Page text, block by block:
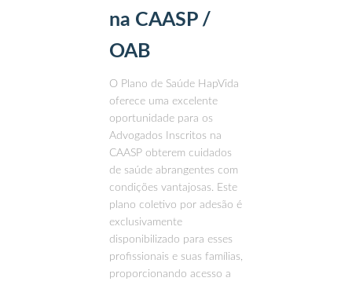
na CAASP /
OAB
O Plano de Saúde HapVida
oferece uma excelente
oportunidade para os
Advogados Inscritos na
CAASP obterem cuidados
de saúde abrangentes com
condições vantajosas. Este
plano coletivo por adesão é
exclusivamente
disponibilizado para esses
profissionais e suas famílias,
proporcionando acesso a